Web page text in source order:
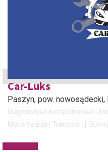
Car-Luks
Paszyn, pow. nowosądecki,
Diagnostyka Komputerowa
Motoryzacja i Transport
Opony